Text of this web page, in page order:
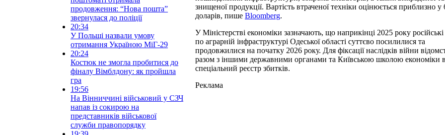
знищеної продукції. Вартість втраченої техніки оцінюється приблизно
доларів, пише Bloomberg.
У Міністерстві економіки зазначають, що наприкінці 2025 року
по аграрній інфраструктурі Одеської області суттєво посилилися та
продовжилися на початку 2026 року. Для фіксації наслідків війни
разом з іншими державними органами та Київською школою економіки
спеціальний реєстр збитків.
Реклама
продовження: “Нова пошта”
звернулася до поліції
20:34
У Польщі назвали умову
отримання Україною МіГ-29
20:24
Костюк не змогла пробитися до
фіналу Вімблдону: як пройшла
гра
19:56
На Вінниччині військовий у СЗЧ
напав із сокирою на
представників військової
служби правопорядку